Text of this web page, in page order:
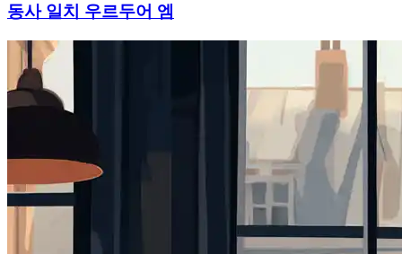
동사 일치 우르두어 엠